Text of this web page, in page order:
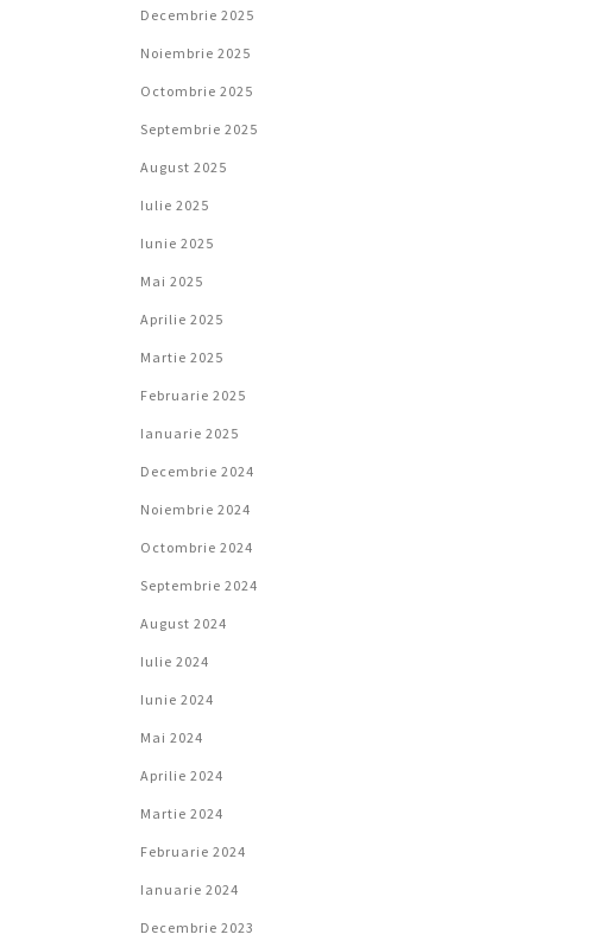
Decembrie 2025
Noiembrie 2025
Octombrie 2025
Septembrie 2025
August 2025
Iulie 2025
Iunie 2025
Mai 2025
Aprilie 2025
Martie 2025
Februarie 2025
Ianuarie 2025
Decembrie 2024
Noiembrie 2024
Octombrie 2024
Septembrie 2024
August 2024
Iulie 2024
Iunie 2024
Mai 2024
Aprilie 2024
Martie 2024
Februarie 2024
Ianuarie 2024
Decembrie 2023